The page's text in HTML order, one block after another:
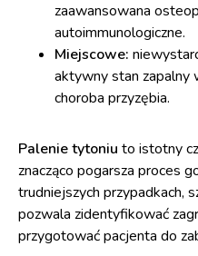
zaawansowana
autoimmunologiczne.
Miejscowe:
aktywny stan zapalny
choroba przyzębia.
Palenie tytoniu to istotny
znacząco pogarsza proces
trudniejszych przypadkach,
pozwala zidentyfikować
przygotować pacjenta do